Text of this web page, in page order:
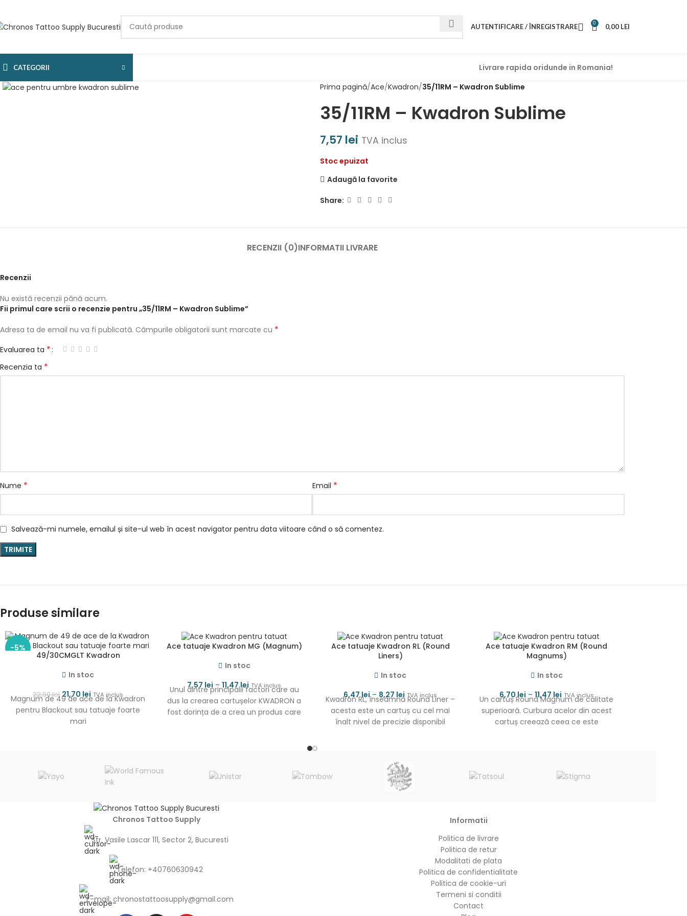
AUTENTIFICARE / ÎNREGISTRARE 0 0,00 LEI
CATEGORII
Livrare rapida oridunde in Romania!
Prima pagină Ace Kwadron 35/11RM – Kwadron Sublime
35/11RM – Kwadron Sublime
7,57 lei TVA inclus
Stoc epuizat
Adaugă la favorite
Share:
RECENZII (0)INFORMATII LIVRARE
Recenzii
Nu există recenzii până acum.
Fii primul care scrii o recenzie pentru „35/11RM – Kwadron Sublime”
Adresa ta de email nu va fi publicată. Câmpurile obligatorii sunt marcate cu *
Evaluarea ta *
Recenzia ta *
Nume * Email *
Salvează-mi numele, emailul și site-ul web în acest navigator pentru data viitoare când o să comentez.
Produse similare
-5%
49/30CMGLT Kwadron
In stoc
22,90lei 21,70 lei TVA inclus
Magnum de 49 de ace de la Kwadron
pentru Blackout sau tatuaje foarte
mari
Ace tatuaje Kwadron MG (Magnum)
In stoc
7,57 lei – 11,47lei TVA inclus
Unul dintre principalii factori care au
dus la crearea cartușelor KWADRON a
fost dorința de a crea un produs care
Ace tatuaje Kwadron RL (Round
Liners)
In stoc
6,47lei – 8,27 lei TVA inclus
Kwadron RL, înseamnă Round Liner –
acesta este un cartuș cu cel mai
înalt nivel de precizie disponibil
Ace tatuaje Kwadron RM (Round
Magnums)
In stoc
6,70lei – 11,47 lei TVA inclus
Un cartuș Round Magnum de calitate
superioară. Curbura acelor din acest
cartuș creează ceea ce este
Chronos Tattoo Supply
Str. Vasile Lascar 111, Sector 2, Bucuresti
Telefon: +40760630942
E-mail:chronostattoosupply@gmail.com
Informatii
Politica de livrare
Politica de retur
Modalitati de plata
Politica de confidentialitate
Politica de cookie-uri
Termeni si conditii
Contact